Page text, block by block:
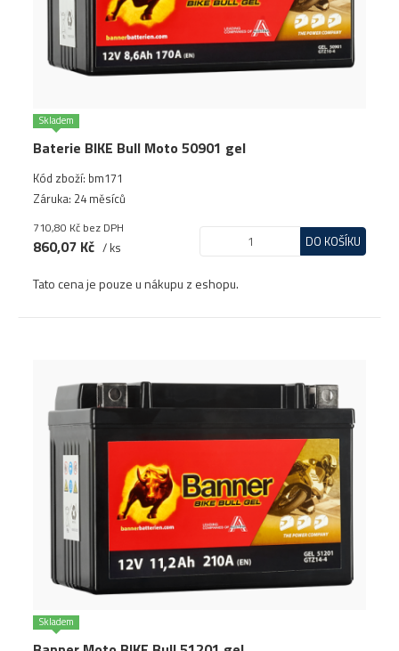
Skladem
Baterie BIKE Bull Moto 50901 gel
Kód zboží: bm171
Záruka: 24 měsíců
710,80 Kč bez DPH
860,07 Kč / ks DO KOŠÍKU
Tato cena je pouze u nákupu z eshopu.
Skladem